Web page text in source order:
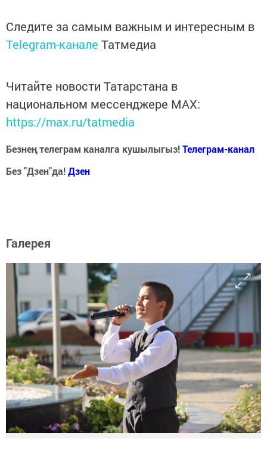
Следите за самым важным и интересным в
Telegram-канале Татмедиа
Читайте новости Татарстана в
национальном мессенджере MАХ:
https://max.ru/tatmedia
Безнең телеграм каналга кушылыгыз!Телеграм-канал
Без "Дзен"да!Дзен
Галерея